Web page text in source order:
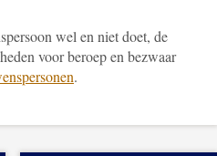
wel en niet doet, de
voor beroep en bezwaar
.